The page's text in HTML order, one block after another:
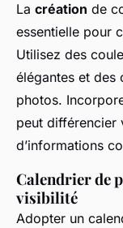
La création de
essentielle pour
Utilisez des
élégantes et des
photos.
peut différencier
d’informations
Calendrier de
visibilité
Adopter un